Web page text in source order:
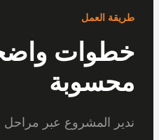
العمل
واضحة،
المشروع عبر مراحل مترابطة